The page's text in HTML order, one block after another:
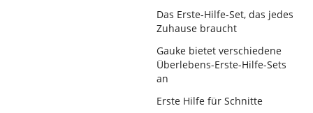
Das Erste-Hilfe-Set, das jedes
Zuhause braucht
Gauke bietet verschiedene
Überlebens-Erste-Hilfe-Sets
an
Erste Hilfe für Schnitte